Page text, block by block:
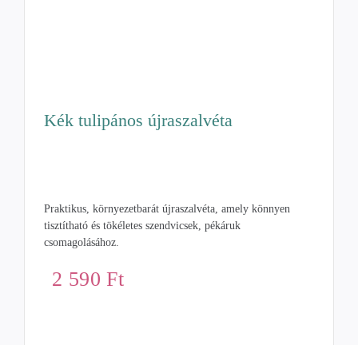
Kék tulipános újraszalvéta
Praktikus, környezetbarát újraszalvéta, amely könnyen
tisztítható és tökéletes szendvicsek, pékáruk
csomagolásához.
2 590Ft